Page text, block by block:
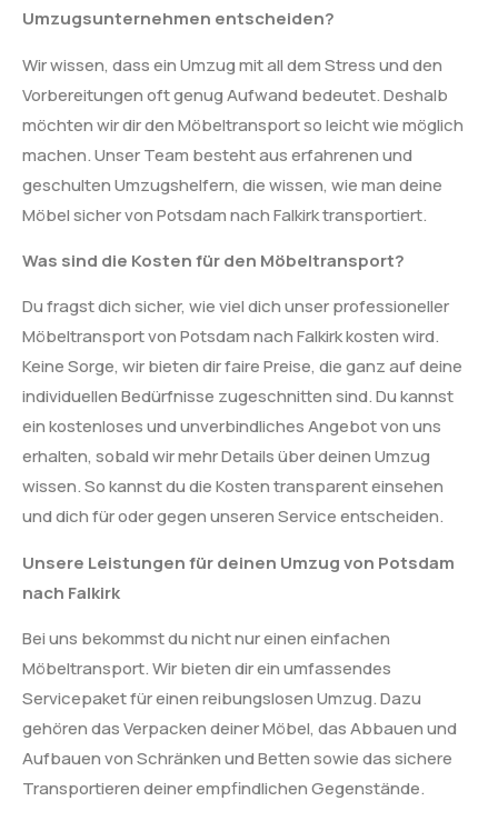
Umzugsunternehmen entscheiden?
Wir wissen, dass ein Umzug mit all dem Stress und den
Vorbereitungen oft genug Aufwand bedeutet. Deshalb
möchten wir dir den Möbeltransport so leicht wie möglich
machen. Unser Team besteht aus erfahrenen und
geschulten Umzugshelfern, die wissen, wie man deine
Möbel sicher von Potsdam nach Falkirk transportiert.
Was sind die Kosten für den Möbeltransport?
Du fragst dich sicher, wie viel dich unser professioneller
Möbeltransport von Potsdam nach Falkirk kosten wird.
Keine Sorge, wir bieten dir faire Preise, die ganz auf deine
individuellen Bedürfnisse zugeschnitten sind. Du kannst
ein kostenloses und unverbindliches Angebot von uns
erhalten, sobald wir mehr Details über deinen Umzug
wissen. So kannst du die Kosten transparent einsehen
und dich für oder gegen unseren Service entscheiden.
Unsere Leistungen für deinen Umzug von Potsdam
nach Falkirk
Bei uns bekommst du nicht nur einen einfachen
Möbeltransport. Wir bieten dir ein umfassendes
Servicepaket für einen reibungslosen Umzug. Dazu
gehören das Verpacken deiner Möbel, das Abbauen und
Aufbauen von Schränken und Betten sowie das sichere
Transportieren deiner empfindlichen Gegenstände.